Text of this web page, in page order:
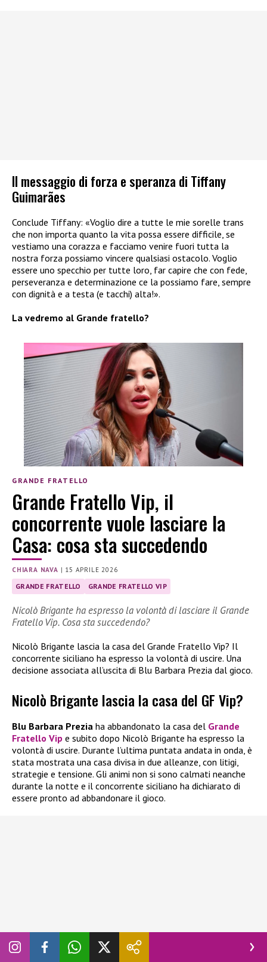
Il messaggio di forza e speranza di Tiffany
Guimarães
Conclude Tiffany: «Voglio dire a tutte le mie sorelle trans
che non importa quanto la vita possa essere difficile, se
vestiamo una corazza e facciamo venire fuori tutta la
nostra forza possiamo vincere qualsiasi ostacolo. Voglio
essere uno specchio per tutte loro, far capire che con fede,
perseveranza e determinazione ce la possiamo fare, sempre
con dignità e a testa (e tacchi) alta!».
La vedremo al Grande fratello?
GRANDE FRATELLO
Grande Fratello Vip, il
concorrente vuole lasciare la
Casa: cosa sta succedendo
CHIARA NAVA | 15 APRILE 2026
GRANDE FRATELLO GRANDE FRATELLO VIP
Nicolò Brigante ha espresso la volontà di lasciare il Grande
Fratello Vip. Cosa sta succedendo?
Nicolò Brigante lascia la casa del Grande Fratello Vip? Il
concorrente siciliano ha espresso la volontà di uscire. Una
decisione associata all’uscita di Blu Barbara Prezia dal gioco.
Nicolò Brigante lascia la casa del GF Vip?
Blu Barbara Prezia ha abbandonato la casa del Grande
Fratello Vip e subito dopo Nicolò Brigante ha espresso la
volontà di uscire. Durante l’ultima puntata andata in onda, è
stata mostrata una casa divisa in due alleanze, con litigi,
strategie e tensione. Gli animi non si sono calmati neanche
durante la notte e il concorrente siciliano ha dichiarato di
essere pronto ad abbandonare il gioco.